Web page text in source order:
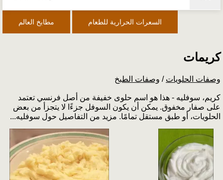
مطابخ العالم السعرات الحرارية للطعام
كريمات
وصفات الطبخ / وصفات الحلويات
كريم، سوفليه - هذا هو اسم حلوى خفيفة من أصل فرنسي تعتمد
على صفار مخفوق. يمكن أن يكون السوفل جزءًا لا يتجزأ من بعض
الحلويات، أو طبق مستقل تمامًا. مزيد من التفاصيل حول سوفليه...